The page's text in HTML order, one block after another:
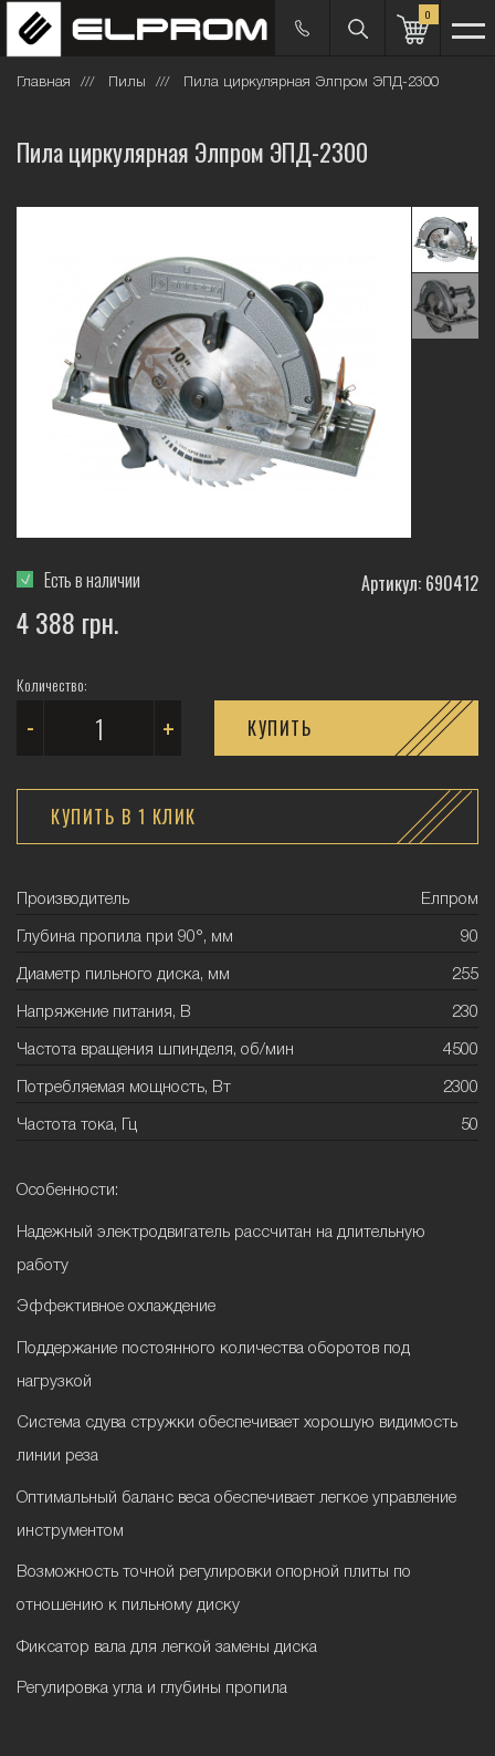
0
Главная Пилы Пила циркулярная Элпром ЭПД-2300
Пила циркулярная Элпром ЭПД-2300
Есть в наличии Артикул: 690412
4 388 грн.
Количество:
- + КУПИТЬ
КУПИТЬ В 1 КЛИК
Производитель Елпром
Глубина пропила при 90°, мм 90
Диаметр пильного диска, мм 255
Напряжение питания, В 230
Частота вращения шпинделя, об/мин 4500
Потребляемая мощность, Вт 2300
Частота тока, Гц 50
Особенности:
Надежный электродвигатель рассчитан на длительную
работу
Эффективное охлаждение
Поддержание постоянного количества оборотов под
нагрузкой
Система сдува стружки обеспечивает хорошую видимость
линии реза
Оптимальный баланс веса обеспечивает легкое управление
инструментом
Возможность точной регулировки опорной плиты по
отношению к пильному диску
Фиксатор вала для легкой замены диска
Регулировка угла и глубины пропила